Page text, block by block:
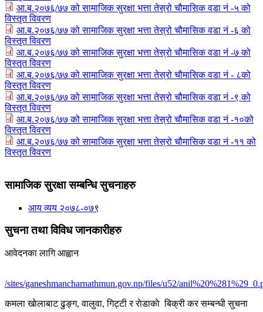
आ.ब.२०७६/७७ को सामाजिक सुरक्षा भत्ता तेस्रो चौमासिक वडा नं -५ को
विस्तृत विवरण
आ.ब.२०७६/७७ को सामाजिक सुरक्षा भत्ता तेस्रो चौमासिक वडा नं -६ को
विस्तृत विवरण
आ.ब.२०७६/७७ को सामाजिक सुरक्षा भत्ता तेस्रो चौमासिक वडा नं -७ को
विस्तृत विवरण
आ.ब.२०७६/७७ को सामाजिक सुरक्षा भत्ता तेस्रो चौमासिक वडा नं - ८को
विस्तृत विवरण
आ.ब.२०७६/७७ को सामाजिक सुरक्षा भत्ता तेस्रो चौमासिक वडा नं -९ को
विस्तृत विवरण
आ.ब.२०७६/७७ को सामाजिक सुरक्षा भत्ता तेस्रो चौमासिक वडा नं -१०को
विस्तृत विवरण
आ.ब.२०७६/७७ को सामाजिक सुरक्षा भत्ता तेस्रो चौमासिक वडा नं -११ को
विस्तृत विवरण
सामाजिक सुरक्षा सम्बन्धि सुचनाहरु
आय व्यय २०७८-०७९
सुचना तथा विविध जानकारीहरु
आवेदनका लागि आह्वान
/sites/ganeshmancharnathmun.gov.np/files/u52/
कमला खाेलाबाट ढु‌ङ्ग, वालुवा, गिट्टी र राेडाकाे बिक्री कर सम्बन्धी सुचना